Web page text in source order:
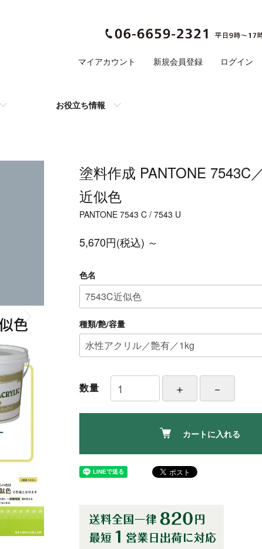
お役立ち情報
マイアカウント 新規会員登録 ログイン
塗料作成 PANTONE 7543C
近似色
PANTONE 7543 C / 7543 U
5,670円(税込) ～
色名
種類/艶/容量
数量
カートに入れる